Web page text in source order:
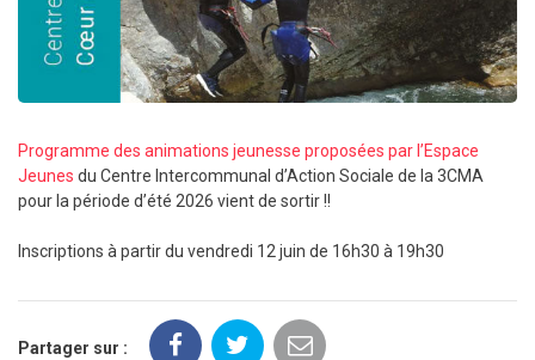
Programme des animations jeunesse proposées par l’Espace
Jeunes du Centre Intercommunal d’Action Sociale de la 3CMA
pour la période d’été 2026 vient de sortir !!
Inscriptions à partir du vendredi 12 juin de 16h30 à 19h30
Partager sur :